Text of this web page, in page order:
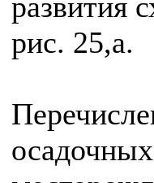
рис. 25,а.